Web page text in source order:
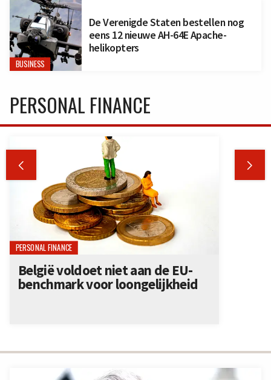
BUSINESS
De Verenigde Staten bestellen nog
eens 12 nieuwe AH-64E Apache-
helikopters
PERSONAL FINANCE
 
PERSONAL FINANCE
België voldoet niet aan de EU-
benchmark voor loongelijkheid